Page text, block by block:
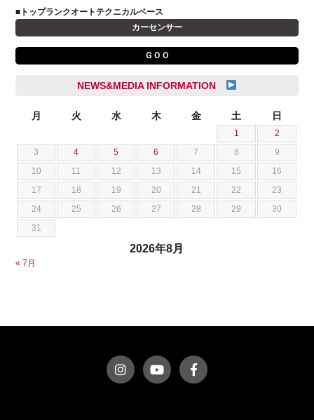
石川 成一郎
荒居 力哉
荻野 雅史
菊池 大誠
藤本 京弥
西川 諒
クライスラー
クライスラージープ
スズキ
ダッジ
テスラ
トヨタ
ニッサン
フェラーリ
フォルクスワーゲン
ポルシェ
■トップランクオートテクニカルベース
カーセンサー
ＧＯＯ
NEWS&MEDIA INFORMATION
2026年8月
月 火 水 木 金 土 日
1
2
3
4 5 6 7 8
9
10
11 12 13 14 15
16
17
18 19 20 21 22
23
24
25 26 27 28 29
30
31
« 7月